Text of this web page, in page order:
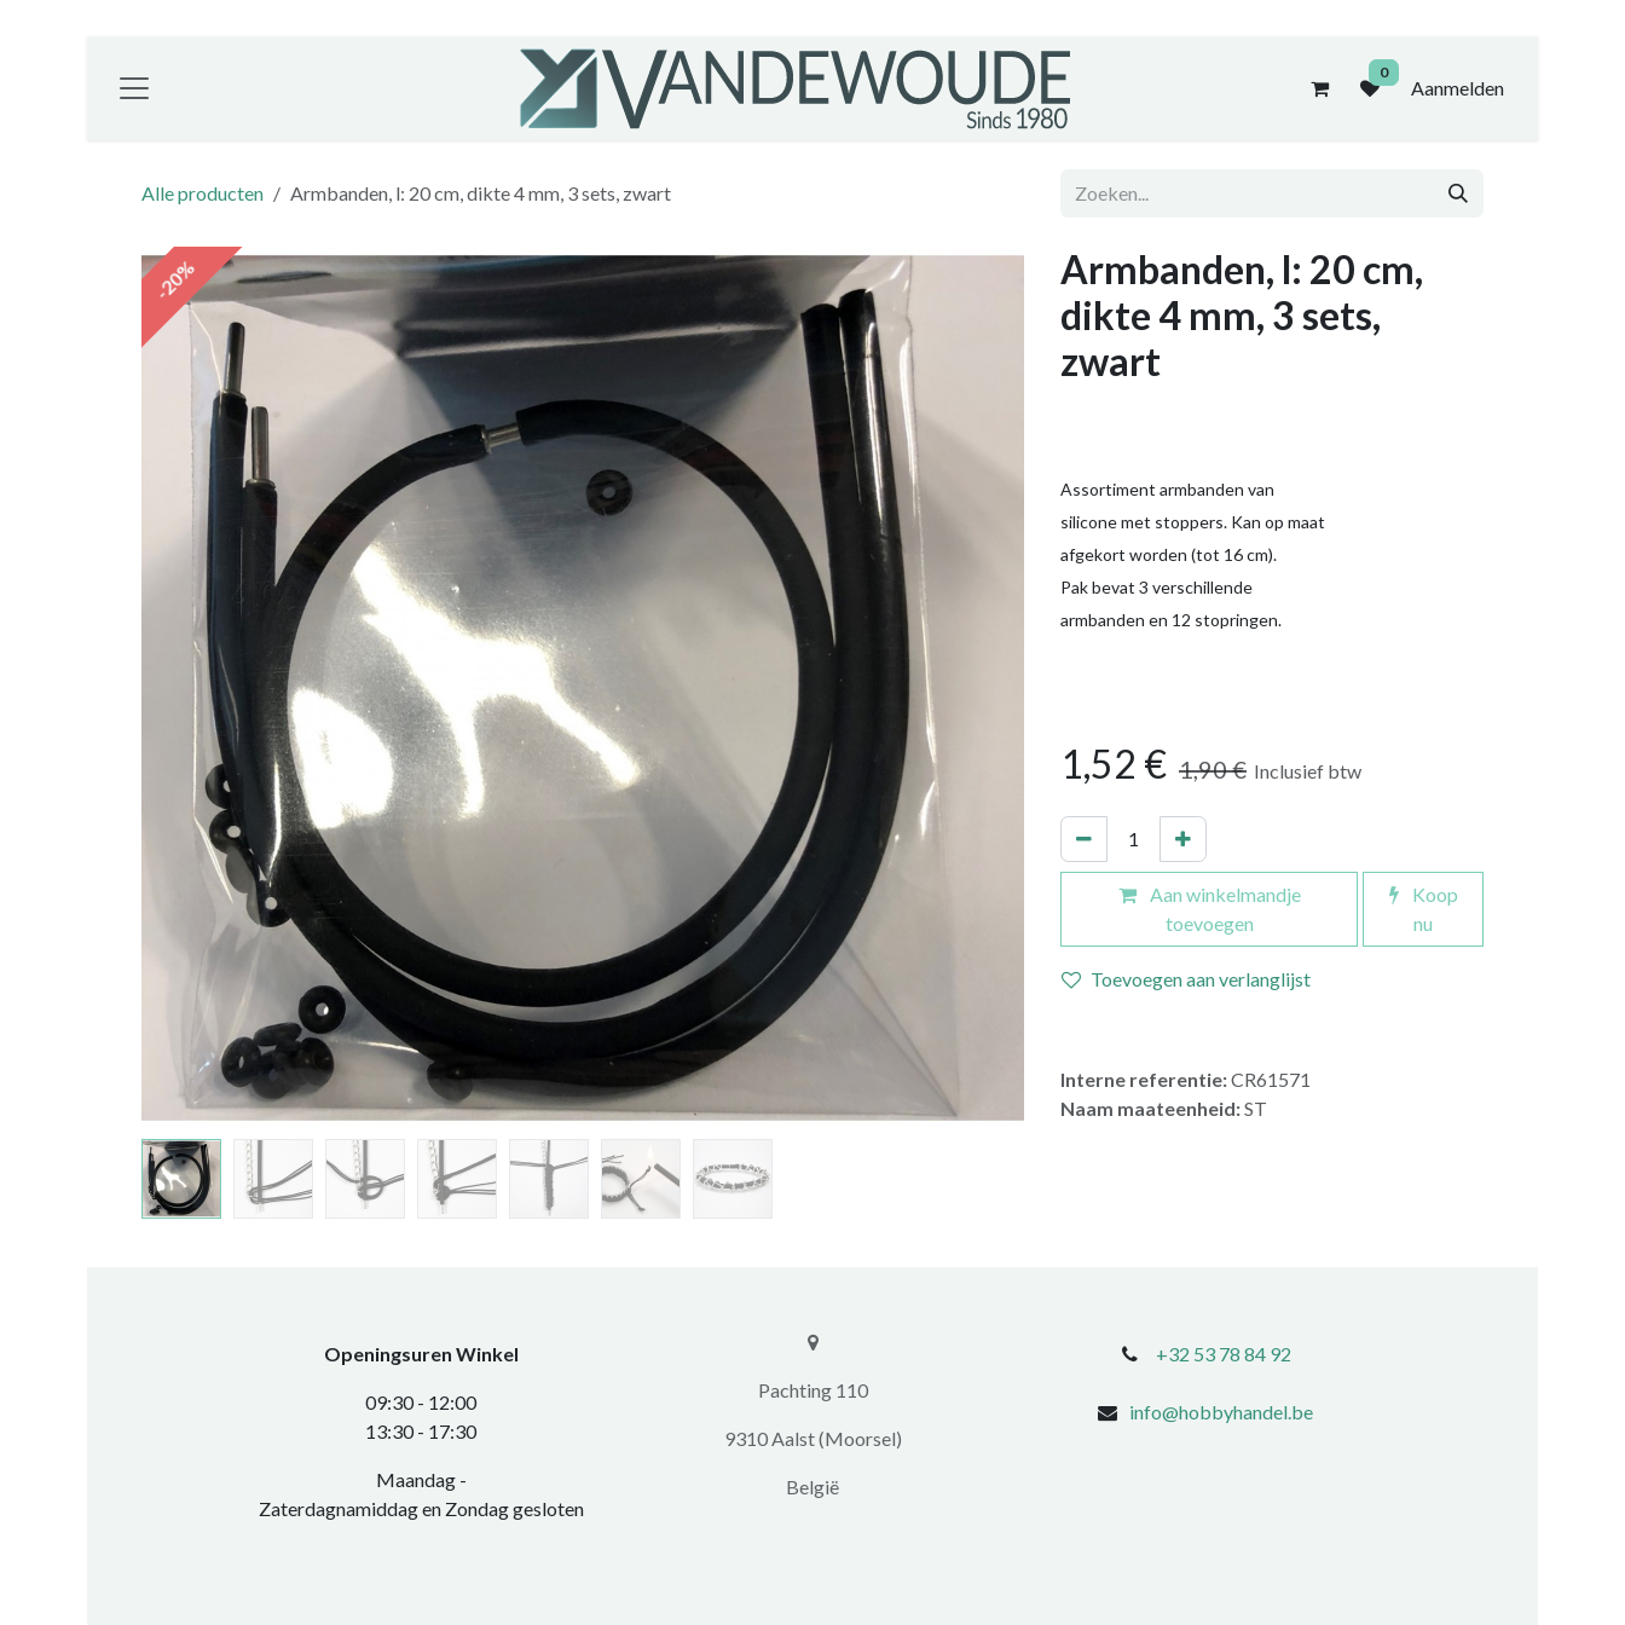
0
Aanmelden
Alle producten Armbanden, l: 20 cm, dikte 4 mm, 3 sets, zwart
-20%
Armbanden, l: 20 cm,
dikte 4 mm, 3 sets,
zwart
Assortiment armbanden van
silicone met stoppers. Kan op maat
afgekort worden (tot 16 cm).
Pak bevat 3 verschillende
armbanden en 12 stopringen.
1,52 € 1,90€ Inclusief btw
Aan winkelmandje
toevoegen
Koop
nu
Toevoegen aan verlanglijst
Interne referentie:CR61571
Naam maateenheid:ST
Openingsuren Winkel
0​9:30 - 12:00
​13:30 - 17:30​
Maandag -
Zaterdagnamiddag en Zondag gesloten
+32 53 78 84 92
info@hobbyhandel.be
​​Pachting 110
9310 Aalst (Moorsel)
​België